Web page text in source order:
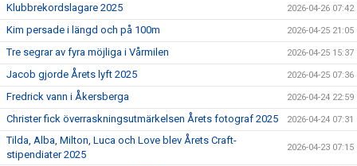
Klubbrekordslagare 2025 2026-04-26 07:42
Kim persade i längd och på 100m 2026-04-25 21:05
Tre segrar av fyra möjliga i Vårmilen 2026-04-25 15:37
Jacob gjorde Årets lyft 2025 2026-04-25 07:36
Fredrick vann i Åkersberga 2026-04-24 22:59
Christer fick överraskningsutmärkelsen Årets fotograf 2025 2026-04-24 07:31
Tilda, Alba, Milton, Luca och Love blev Årets Craft-
stipendiater 2025
2026-04-23 07:15